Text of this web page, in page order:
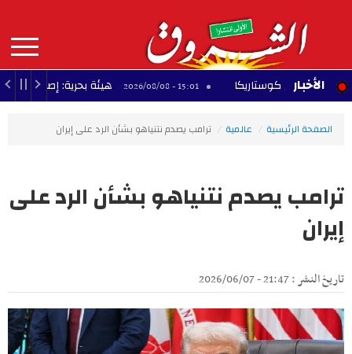
contenu
principal
MAIN
NAVIGATION الأخبار
في كوستاريكا 15:01 - 2026/08/08 هيئة بحرية: إصابة سفينة
الصفحة الرئيسية عالمية ترامب يصدم نتنياهو بشأن الرد على إيران
ترامب يصدم نتنياهو بشأن الرد على
إيران
تاريخ النشر : 21:47 - 2026/06/07